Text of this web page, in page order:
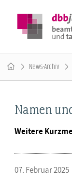
News-Archiv
Namen
Weitere
07. Februar 2025